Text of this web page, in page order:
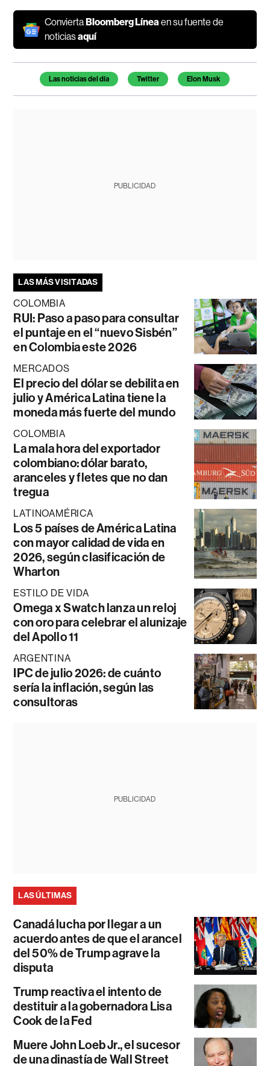
Convierta Bloomberg Líneaen su fuente de
noticiasaquí
Temas de este artículo
Las noticias del día Twitter Elon Musk
PUBLICIDAD
LAS MÁS VISITADAS
COLOMBIA
RUI: Paso a paso para consultar
el puntaje en el “nuevo Sisbén”
en Colombia este 2026
MERCADOS
El precio del dólar se debilita en
julio y América Latina tiene la
moneda más fuerte del mundo
COLOMBIA
La mala hora del exportador
colombiano: dólar barato,
aranceles y fletes que no dan
tregua
LATINOAMÉRICA
Los 5 países de América Latina
con mayor calidad de vida en
2026, según clasificación de
Wharton
ESTILO DE VIDA
Omega x Swatch lanza un reloj
con oro para celebrar el alunizaje
del Apollo 11
ARGENTINA
IPC de julio 2026: de cuánto
sería la inflación, según las
consultoras
PUBLICIDAD
LAS ÚLTIMAS
Canadá lucha por llegar a un
acuerdo antes de que el arancel
del 50% de Trump agrave la
disputa
Trump reactiva el intento de
destituir a la gobernadora Lisa
Cook de la Fed
Muere John Loeb Jr., el sucesor
de una dinastía de Wall Street